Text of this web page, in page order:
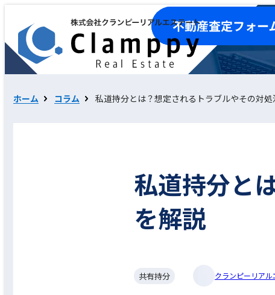
ホーム コラム 私道持分とは？想定されるトラブルやその対
私道持分と
を解説
共有持分 クランピーリア